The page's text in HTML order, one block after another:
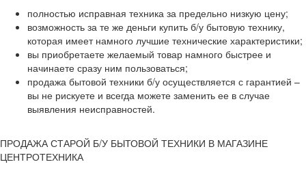
полностью исправная техника за предельно низкую цену;
возможность за те же деньги купить б/у бытовую технику,
которая имеет намного лучшие технические характеристики;
вы приобретаете желаемый товар намного быстрее и
начинаете сразу ним пользоваться;
продажа бытовой техники б/у осуществляется с гарантией –
вы не рискуете и всегда можете заменить ее в случае
выявления неисправностей.
ПРОДАЖА СТАРОЙ Б/У БЫТОВОЙ ТЕХНИКИ В МАГАЗИНЕ
ЦЕНТРОТЕХНИКА